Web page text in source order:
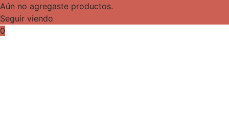
Aún no agregaste productos.
Seguir viendo
0